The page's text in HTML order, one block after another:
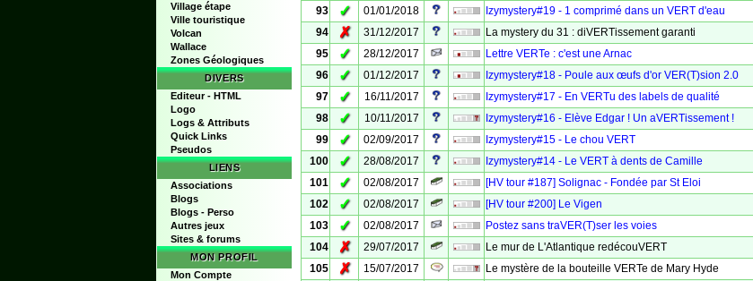
Village étape
Ville touristique
Volcan
Wallace
Zones Géologiques
DIVERS
Editeur - HTML
Logo
Logs & Attributs
Quick Links
Pseudos
LIENS
Associations
Blogs
Blogs - Perso
Autres jeux
Sites & forums
MON PROFIL
Mon Compte
93
✓ 01/01/2018
Izymystery#19 - 1 comprimé dans un VERT d'eau
94
✗ 31/12/2017
La mystery du 31 : diVERTissement garanti
95
✓ 28/12/2017
Lettre VERTe : c'est une Arnac
96
✓ 01/12/2017
Izymystery#18 - Poule aux œufs d'or VER(T)sion 2.0
97
✓ 16/11/2017
Izymystery#17 - En VERTu des labels de qualité
98
✓ 10/11/2017
Izymystery#16 - Elève Edgar ! Un aVERTissement !
99
✓ 02/09/2017
Izymystery#15 - Le chou VERT
100
✓ 28/08/2017
Izymystery#14 - Le VERT à dents de Camille
101
✓ 02/08/2017
[HV tour #187] Solignac - Fondée par St Eloi
102
✓ 02/08/2017
[HV tour #200] Le Vigen
103
✓ 02/08/2017
Postez sans traVER(T)ser les voies
104
✗ 29/07/2017
Le mur de L'Atlantique redécouVERT
105
✗ 15/07/2017
Le mystère de la bouteille VERTe de Mary Hyde